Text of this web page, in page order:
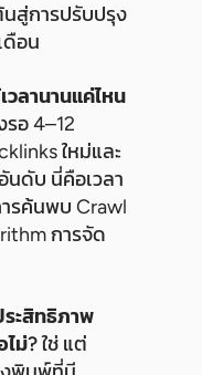
สู่การปรับปรุง
ดือน
ลานานแค่ไหน
รอ 4–12
ใหม่และ
นดับ นี่คือเวลา
รค้นพบ Crawl
การจัด
ะสิทธิภาพ
ไม่?ใช่ แต่